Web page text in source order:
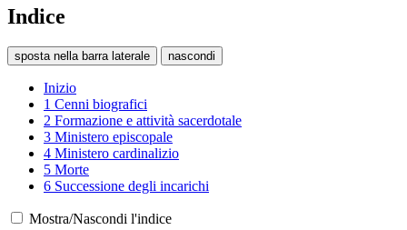
Indice
sposta nella barra laterale nascondi
Inizio
1 Cenni biografici
2 Formazione e attività sacerdotale
3 Ministero episcopale
4 Ministero cardinalizio
5 Morte
6 Successione degli incarichi
Mostra/Nascondi l'indice